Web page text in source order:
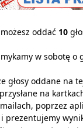
oddać 10
w sobotę o
głosy oddane na
na
poprzez
prezentujemy